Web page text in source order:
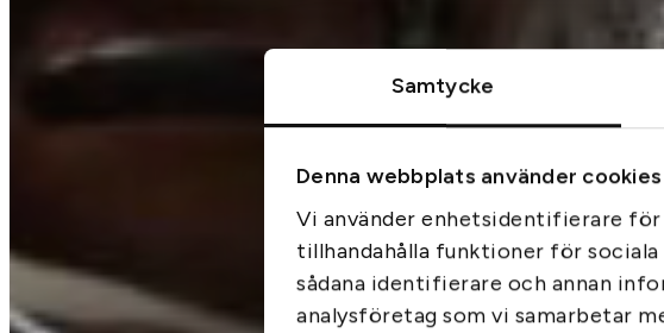
Samtycke
Denna webbplats använder cookies
Vi använder enhetsidentifierare för
tillhandahålla funktioner för
sådana identifierare och annan
analysföretag som vi samarbetar